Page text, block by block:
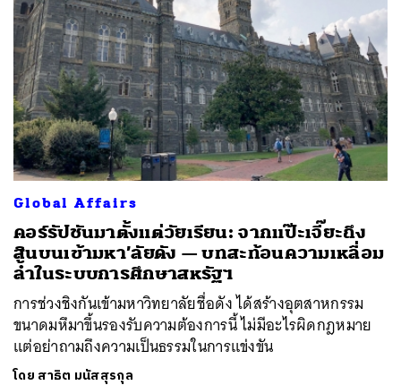
Global Affairs
คอร์รัปชันมาตั้งแต่วัยเรียน: จากแป๊ะเจี๊ยะถึง
สินบนเข้ามหา’ลัยดัง — บทสะท้อนความเหลื่อม
ล้ำในระบบการศึกษาสหรัฐฯ
การช่วงชิงกันเข้ามหาวิทยาลัยชื่อดัง ได้สร้างอุตสาหกรรม
ขนาดมหึมาขึ้นรองรับความต้องการนี้ ไม่มีอะไรผิดกฎหมาย
แต่อย่าถามถึงความเป็นธรรมในการแข่งขัน
โดย สาธิต มนัสสุรกุล